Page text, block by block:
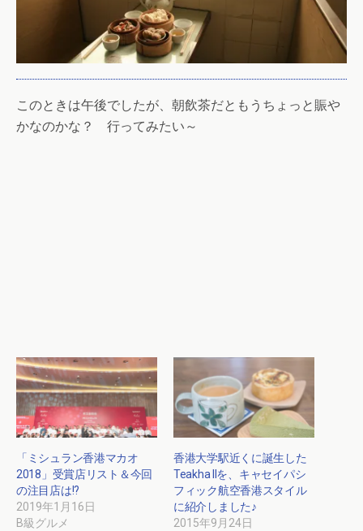
このときは午後でしたが、朝飲茶だともうちょっと賑や
かなのかな？ 行ってみたい～
「ミシュラン香港マカオ
2018」受賞店リスト＆今回
の注目店は!?
2019年1月16日
B級グルメ
香港大学駅近くに誕生した
Teakha IIを、キャセイパシ
フィック航空香港スタイル
に紹介しました♪
2015年9月24日